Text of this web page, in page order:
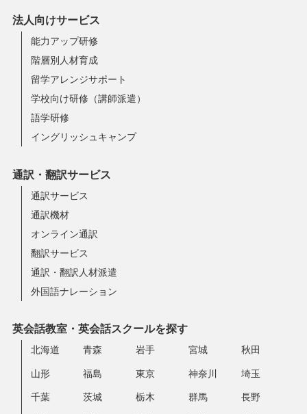
法人向けサービス
能力アップ研修
階層別人材育成
留学アレンジサポート
学校向け研修（講師派遣）
語学研修
イングリッシュキャンプ
通訳・翻訳サービス
通訳サービス
通訳機材
オンライン通訳
翻訳サービス
通訳・翻訳人材派遣
外国語ナレーション
英会話教室・英会話スクールを探す
北海道 青森 岩手 宮城 秋田
山形 福島 東京 神奈川 埼玉
千葉 茨城 栃木 群馬 長野